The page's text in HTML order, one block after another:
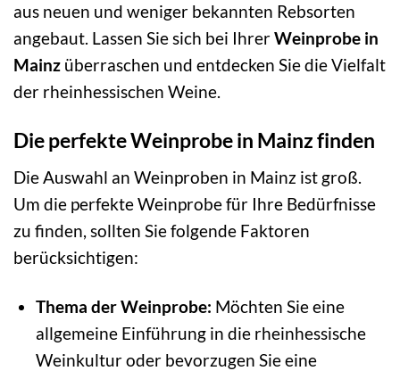
aus neuen und weniger bekannten Rebsorten
angebaut. Lassen Sie sich bei IhrerWeinprobe in
Mainz überraschen und entdecken Sie die Vielfalt
der rheinhessischen Weine.
Die perfekte Weinprobe in Mainz finden
Die Auswahl an Weinproben in Mainz ist groß.
Um die perfekte Weinprobe für Ihre Bedürfnisse
zu finden, sollten Sie folgende Faktoren
berücksichtigen:
Thema der Weinprobe: Möchten Sie eine
allgemeine Einführung in die rheinhessische
Weinkultur oder bevorzugen Sie eine